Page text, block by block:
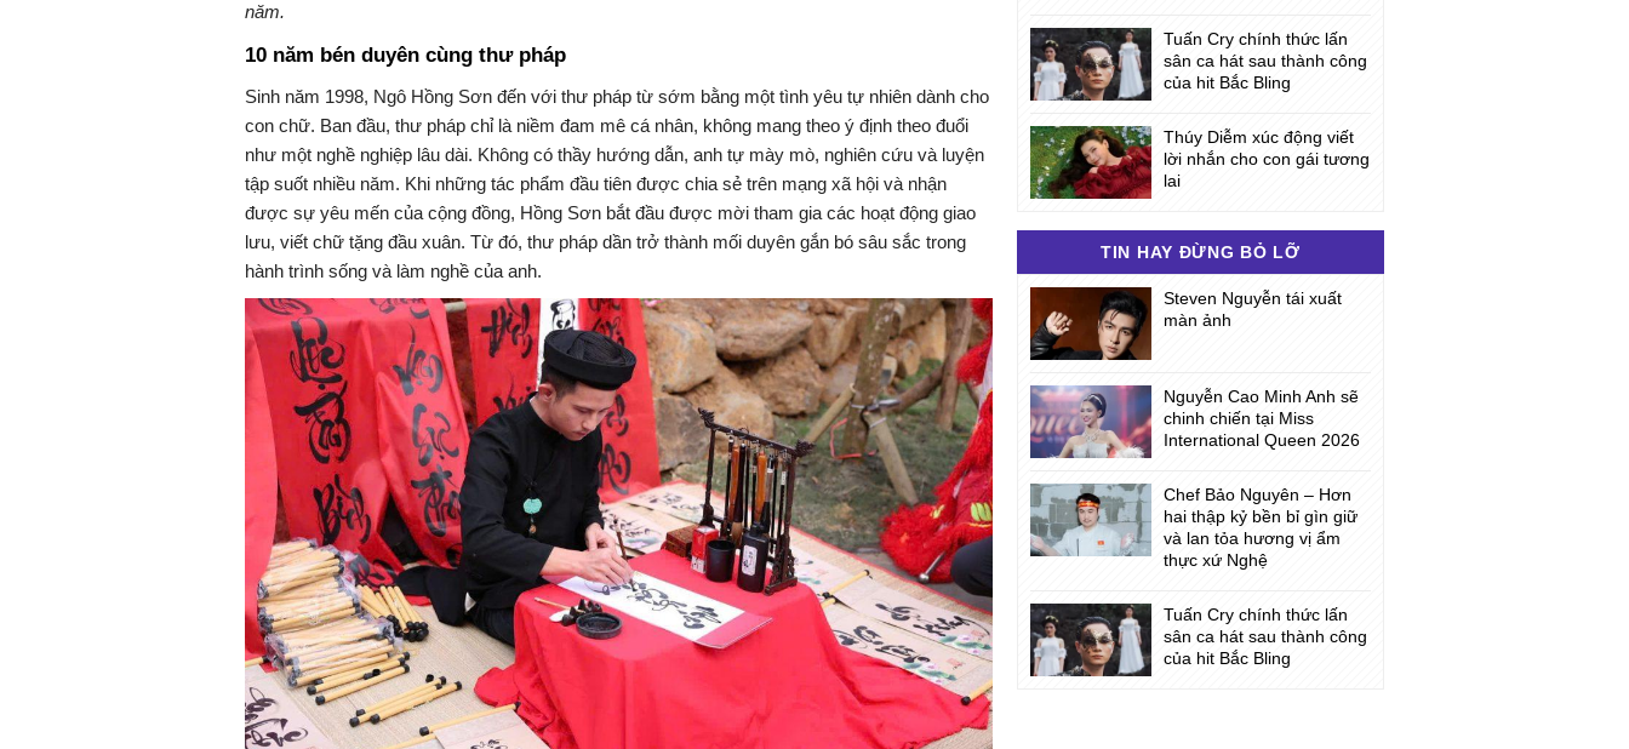
năm.
10 năm bén duyên cùng thư pháp
Sinh năm 1998, Ngô Hồng Sơn đến với thư pháp từ sớm bằng một tình yêu tự nhiên dành cho
con chữ. Ban đầu, thư pháp chỉ là niềm đam mê cá nhân, không mang theo ý định theo đuổi
như một nghề nghiệp lâu dài. Không có thầy hướng dẫn, anh tự mày mò, nghiên cứu và luyện
tập suốt nhiều năm. Khi những tác phẩm đầu tiên được chia sẻ trên mạng xã hội và nhận
được sự yêu mến của cộng đồng, Hồng Sơn bắt đầu được mời tham gia các hoạt động giao
lưu, viết chữ tặng đầu xuân. Từ đó, thư pháp dần trở thành mối duyên gắn bó sâu sắc trong
hành trình sống và làm nghề của anh.
Tuấn Cry chính thức lấn
sân ca hát sau thành công
của hit Bắc Bling
Thúy Diễm xúc động viết
lời nhắn cho con gái tương
lai
TIN HAY ĐỪNG BỎ LỠ
Steven Nguyễn tái xuất
màn ảnh
Nguyễn Cao Minh Anh sẽ
chinh chiến tại Miss
International Queen 2026
Chef Bảo Nguyên – Hơn
hai thập kỷ bền bỉ gìn giữ
và lan tỏa hương vị ẩm
thực xứ Nghệ
Tuấn Cry chính thức lấn
sân ca hát sau thành công
của hit Bắc Bling